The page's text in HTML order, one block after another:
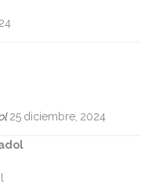
25 diciembre, 2024